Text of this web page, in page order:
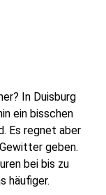
In Duisburg
ein bisschen
Es regnet aber
geben.
bei bis zu
häufiger.